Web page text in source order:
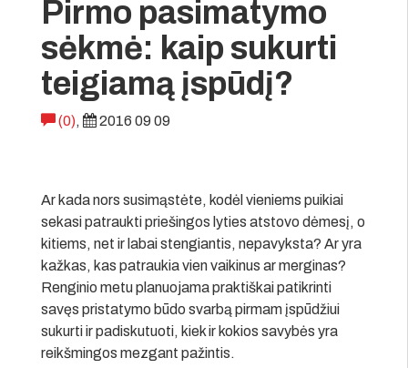
Pirmo pasimatymo
sėkmė: kaip sukurti
teigiamą įspūdį?
(0), 2016 09 09
Ar kada nors susimąstėte, kodėl vieniems puikiai
sekasi patraukti priešingos lyties atstovo dėmesį, o
kitiems, net ir labai stengiantis, nepavyksta? Ar yra
kažkas, kas patraukia vien vaikinus ar merginas?
Renginio metu planuojama praktiškai patikrinti
savęs pristatymo būdo svarbą pirmam įspūdžiui
sukurti ir padiskutuoti, kiek ir kokios savybės yra
reikšmingos mezgant pažintis.